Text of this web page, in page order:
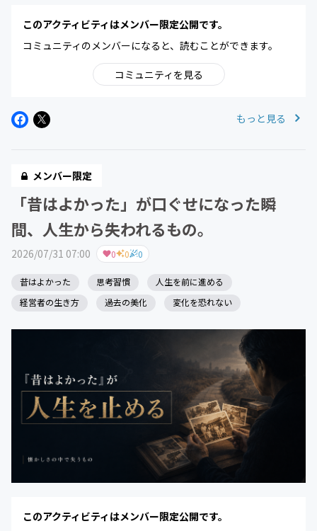
このアクティビティはメンバー限定公開です。
コミュニティのメンバーになると、読むことができます。
コミュニティを見る
もっと見る
メンバー限定
「昔はよかった」が口ぐせになった瞬
間、人生から失われるもの。
2026/07/31 07:00 0 0 0
昔はよかった 思考習慣
人生を前に進める
経営者の生き方
過去の美化 変化を恐れない
このアクティビティはメンバー限定公開です。